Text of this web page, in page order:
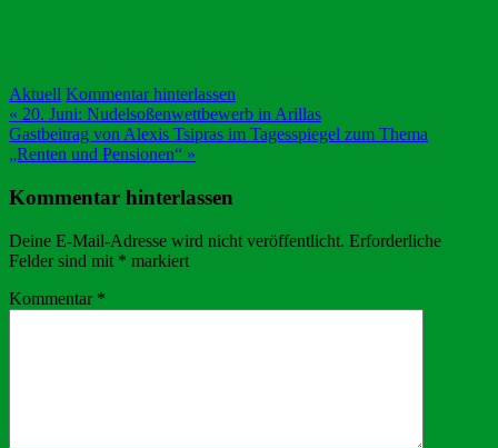
Aktuell Kommentar hinterlassen
Beitragsnavigation
« 20. Juni: Nudelsoßenwettbewerb in Arillas
Gastbeitrag von Alexis Tsipras im Tagesspiegel zum Thema
„Renten und Pensionen“ »
Kommentar hinterlassen
Deine E-Mail-Adresse wird nicht veröffentlicht. Erforderliche
Felder sind mit * markiert
Kommentar *